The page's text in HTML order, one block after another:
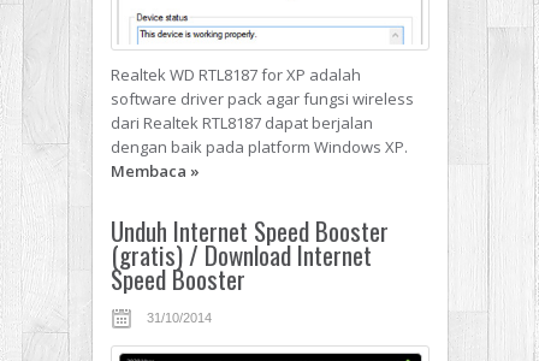
Realtek WD RTL8187 for XP adalah
software driver pack agar fungsi wireless
dari Realtek RTL8187 dapat berjalan
dengan baik pada platform Windows XP.
Membaca »
Unduh Internet Speed Booster
(gratis) / Download Internet
Speed Booster
31/10/2014